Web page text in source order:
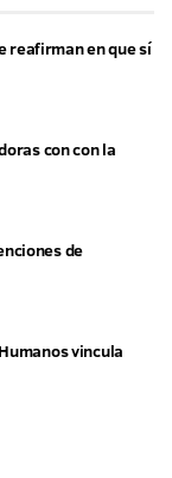
reafirman en que sí
con con la
de
vincula